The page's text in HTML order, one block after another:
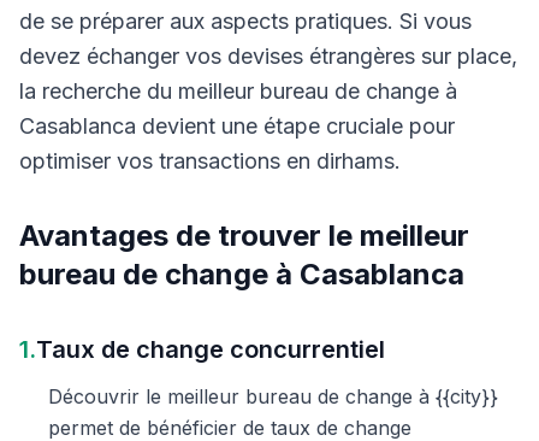
de se préparer aux aspects pratiques. Si vous
devez échanger vos devises étrangères sur place,
la recherche du meilleur bureau de change à
Casablanca devient une étape cruciale pour
optimiser vos transactions en dirhams.
Avantages de trouver le meilleur
bureau de change à Casablanca
1.Taux de change concurrentiel
Découvrir le meilleur bureau de change à {{city}}
permet de bénéficier de taux de change